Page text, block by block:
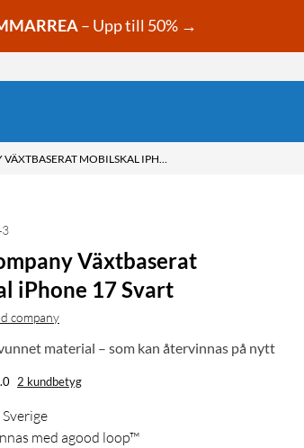
– Upp till 50% →
AGOOD COMPANY VÄXTBASERAT MOBILSKAL IPHONE 17 SVART
Växtbaserat
iPhone 17 Svart
company
material – som kan återvinnas på nytt
2 kundbetyg
med agood loop™